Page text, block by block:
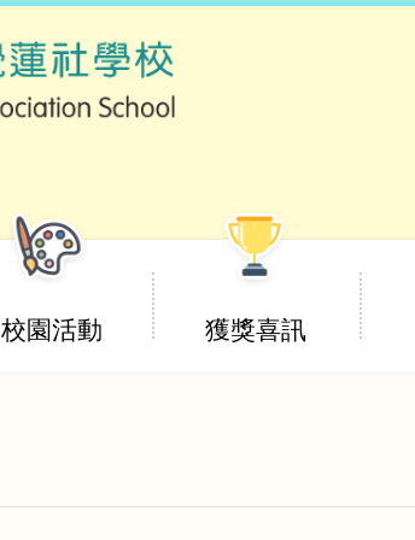
校園活動 獲獎喜訊